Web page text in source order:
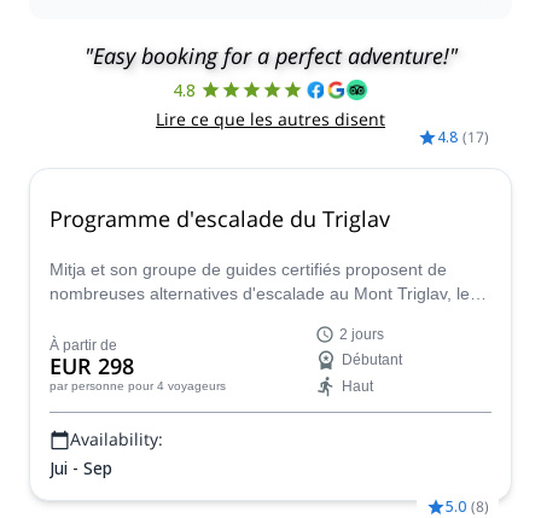
"Easy booking for a perfect adventure!"
4.8
Lire ce que les autres disent
4.8 (17)
Programme d'escalade du Triglav
Mitja et son groupe de guides certifiés proposent de
nombreuses alternatives d'escalade au Mont Triglav, le
Choisissez la meilleure voie pour vous et découvrez cet
emblème local.
À partir de
EUR 298
par personne pour 4 voyageurs
2 jours
Débutant
Haut
Availability:
Jui - Sep
5.0 (8)